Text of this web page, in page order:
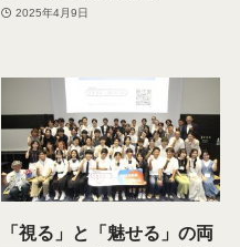
2025年4月9日
「視る」と「魅せる」の両